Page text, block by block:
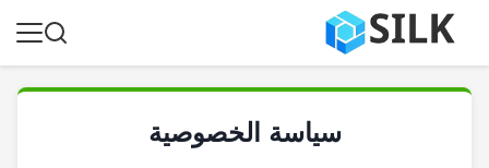
سياسة الخصوصية